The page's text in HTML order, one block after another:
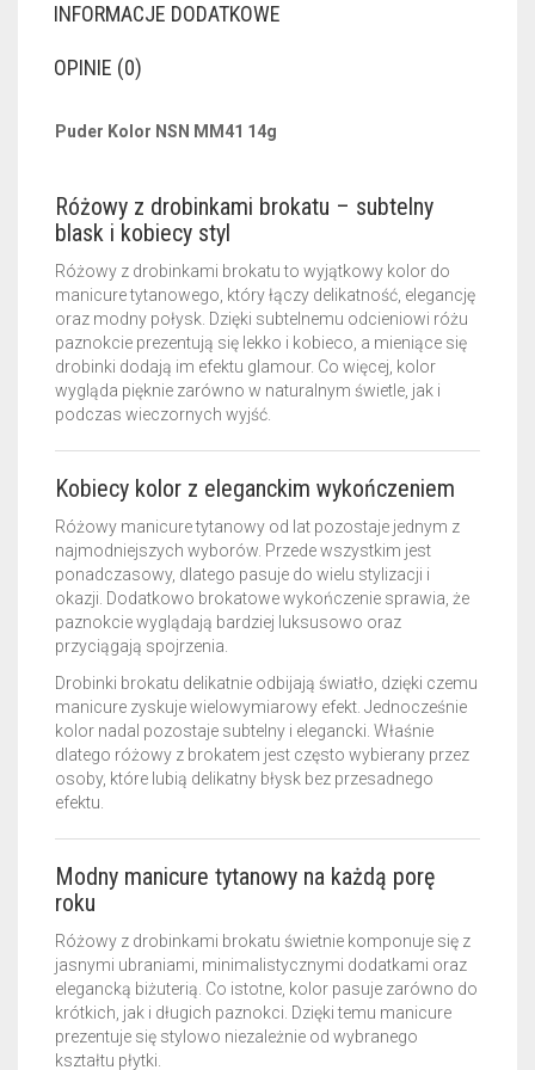
INFORMACJE DODATKOWE
OPINIE (0)
Puder Kolor NSN MM41 14g
Różowy z drobinkami brokatu – subtelny
blask i kobiecy styl
Różowy z drobinkami brokatu to wyjątkowy kolor do
manicure tytanowego, który łączy delikatność, elegancję
oraz modny połysk. Dzięki subtelnemu odcieniowi różu
paznokcie prezentują się lekko i kobieco, a mieniące się
drobinki dodają im efektu glamour. Co więcej, kolor
wygląda pięknie zarówno w naturalnym świetle, jak i
podczas wieczornych wyjść.
Kobiecy kolor z eleganckim wykończeniem
Różowy manicure tytanowy od lat pozostaje jednym z
najmodniejszych wyborów. Przede wszystkim jest
ponadczasowy, dlatego pasuje do wielu stylizacji i
okazji. Dodatkowo brokatowe wykończenie sprawia, że
paznokcie wyglądają bardziej luksusowo oraz
przyciągają spojrzenia.
Drobinki brokatu delikatnie odbijają światło, dzięki czemu
manicure zyskuje wielowymiarowy efekt. Jednocześnie
kolor nadal pozostaje subtelny i elegancki. Właśnie
dlatego różowy z brokatem jest często wybierany przez
osoby, które lubią delikatny błysk bez przesadnego
efektu.
Modny manicure tytanowy na każdą porę
roku
Różowy z drobinkami brokatu świetnie komponuje się z
jasnymi ubraniami, minimalistycznymi dodatkami oraz
elegancką biżuterią. Co istotne, kolor pasuje zarówno do
krótkich, jak i długich paznokci. Dzięki temu manicure
prezentuje się stylowo niezależnie od wybranego
kształtu płytki.